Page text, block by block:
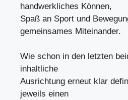
handwerkliches Können,
Spaß an Sport und
gemeinsames Miteinander.
Wie schon in den letzten
inhaltliche
Ausrichtung erneut klar
jeweils einen